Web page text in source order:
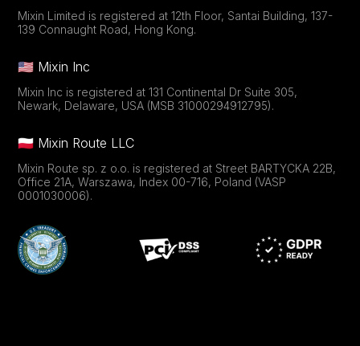
Mixin Limited is registered at 12th Floor, Santai Building, 137-
139 Connaught Road, Hong Kong.
🇺🇸 Mixin Inc
Mixin Inc is registered at 131 Continental Dr Suite 305,
Newark, Delaware, USA (MSB 31000294912795).
🇵🇱 Mixin Route LLC
Mixin Route sp. z o.o. is registered at Street BARTYCKA 22B,
Office 21A, Warszawa, Index 00-716, Poland (VASP
0001030006).